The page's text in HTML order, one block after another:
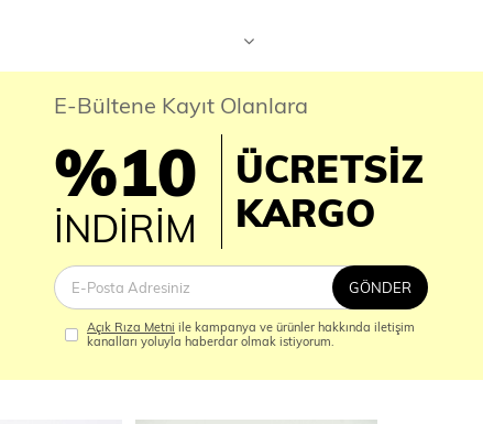
E-Bültene Kayıt Olanlara
%10
İNDİRİM
ÜCRETSİZ
KARGO
GÖNDER
Açık Rıza Metni ile kampanya ve ürünler hakkında iletişim
kanalları yoluyla haberdar olmak istiyorum.